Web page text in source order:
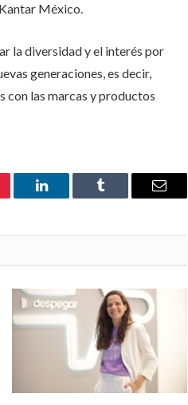
México.
la diversidad y el interés por
generaciones, es decir,
con las marcas y productos
LinkedIn Tumblr Email